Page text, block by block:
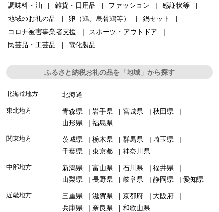
調味料・油
雑貨・日用品 ファッション
感謝状等
地域のお礼の品
卵（鶏、烏骨鶏等）
鍋セット
コロナ被害事業者支援
スポーツ・アウトドア
民芸品・工芸品
電化製品
ふるさと納税お礼の品を「地域」から探す
北海道地方 北海道
東北地方 青森県 岩手県 宮城県
秋田県
山形県
福島県
関東地方 茨城県 栃木県 群馬県
埼玉県
千葉県
東京都 神奈川県
中部地方 新潟県 富山県 石川県
福井県
山梨県
長野県 岐阜県 静岡県 愛知県
近畿地方 三重県 滋賀県 京都府
大阪府
兵庫県
奈良県 和歌山県